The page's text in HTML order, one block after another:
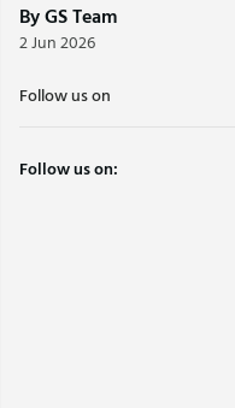
By GS Team
2 Jun 2026
Follow us on
Follow us on: